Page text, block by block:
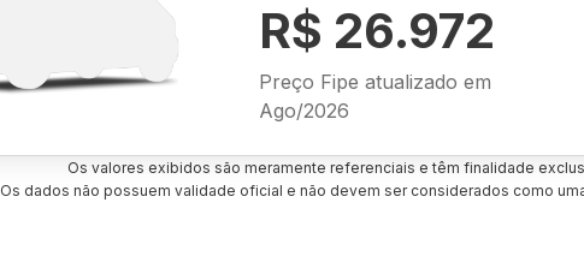
R$ 26.972
Preço Fipe atualizado em
Ago/2026
Os valores exibidos são meramente referenciais e têm finalidade
Os dados não possuem validade oficial e não devem ser considerados como